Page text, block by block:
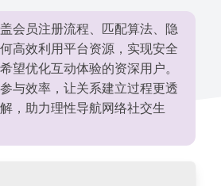
会员注册流程、匹配算法、隐
高效利用平台资源，实现安全
望优化互动体验的资深用户。
与效率，让关系建立过程更透
，助力理性导航网络社交生